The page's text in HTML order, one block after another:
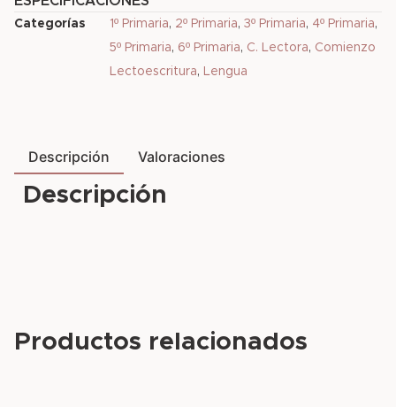
Categorías 1º Primaria, 2º Primaria, 3º Primaria, 4º Primaria,
5º Primaria, 6º Primaria, C. Lectora, Comienzo
Lectoescritura, Lengua
Descripción Valoraciones
Descripción
Productos relacionados